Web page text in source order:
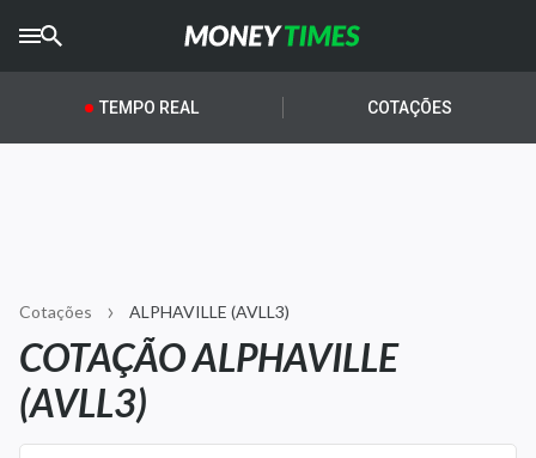
CRYPTOTIMES
AGROTIMES
Newsletters
Money Trader
TEMPO REAL COTAÇÕES
Cotações ALPHAVILLE (AVLL3)
COTAÇÃO ALPHAVILLE
(AVLL3)